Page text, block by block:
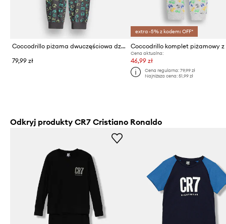
Coccodrillo piżama dwuczęściowa dziecięca bawełniana
79,99 zł
extra -5% z kodem: OFF*
Cena aktualna:
46,99 zł
Cena regularna: 79,99 zł
Najniższa cena: 51,99 zł
Odkryj produkty CR7 Cristiano Ronaldo